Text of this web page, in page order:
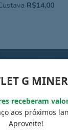
R$14,00
G
receberam
aos próximos
Aproveite!